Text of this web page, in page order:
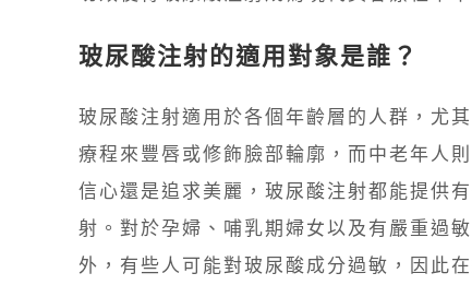
玻尿酸注射的適用對象是誰？
玻尿酸注射適用於各個年齡層的人群，尤
療程來豐唇或修飾臉部輪廓，而中老年人
信心還是追求美麗，玻尿酸注射都能提供
射。對於孕婦、哺乳期婦女以及有嚴重過
外，有些人可能對玻尿酸成分過敏，因此